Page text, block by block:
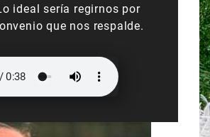
ideal sería regirnos por
que nos respalde.